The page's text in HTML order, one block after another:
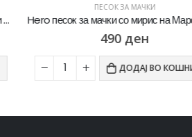
Van Cat Super Premium Песок за мачки со мирис на Шумски бор [Вреќичка 11.8л]
ПЕСОК ЗА МАЧКИ
490 ден
ДОДАЈ ВО